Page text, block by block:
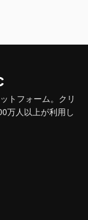
トフォーム。クリ
万人以上が利用し